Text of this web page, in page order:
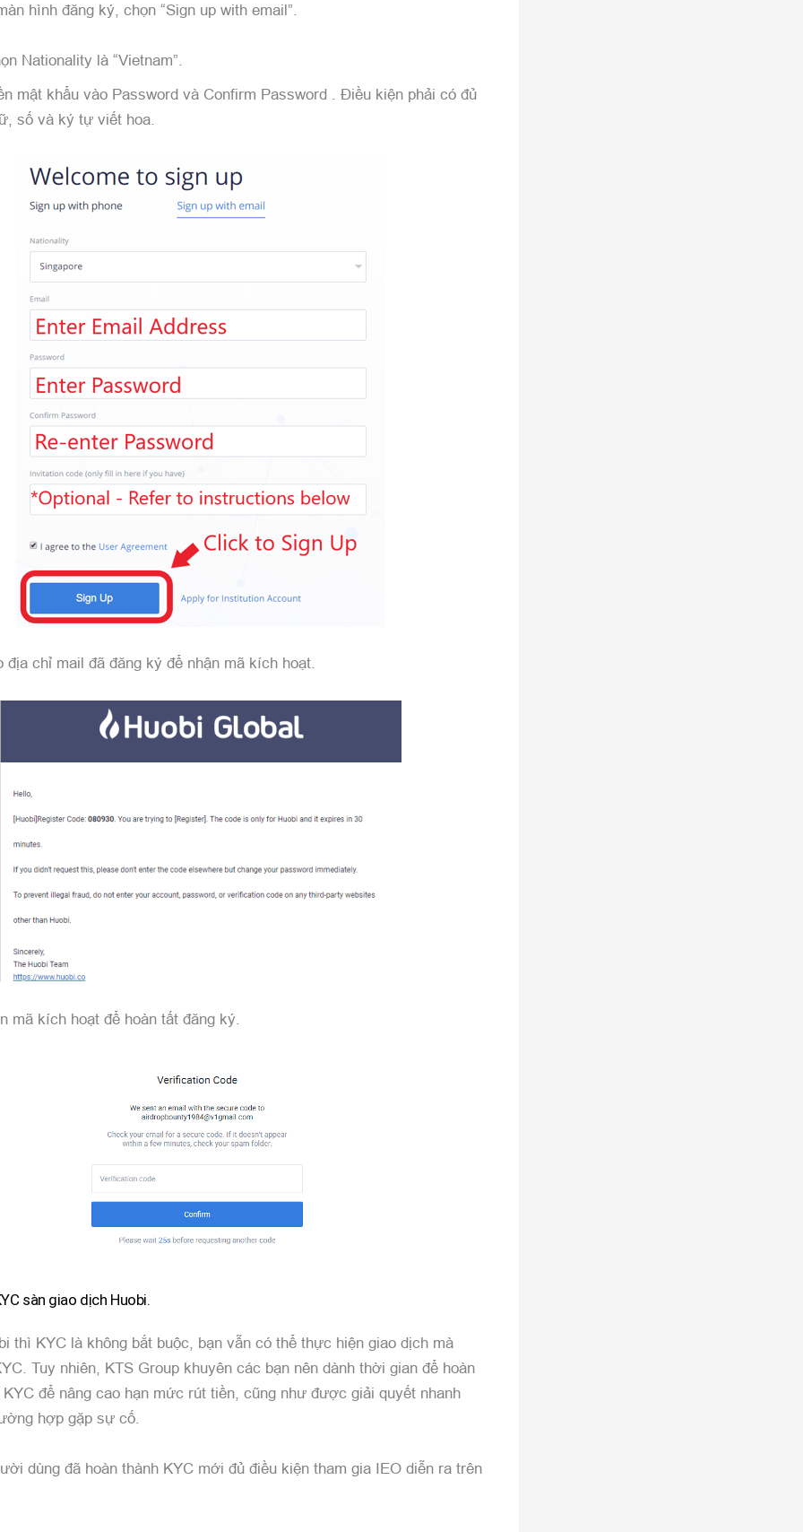
hình đăng ký, chọn “Sign up with email”.
Nationality là “Vietnam”.
mật khẩu vào Password và Confirm Password . Điều kiện phải có đủ
số và ký tự viết hoa.
địa chỉ mail đã đăng ký để nhận mã kích hoạt.
mã kích hoạt để hoàn tất đăng ký.
sàn giao dịch Huobi.
thì KYC là không bắt buộc, bạn vẫn có thể thực hiện giao dịch mà
Tuy nhiên, KTS Group khuyên các bạn nên dành thời gian để hoàn
để nâng cao hạn mức rút tiền, cũng như được giải quyết nhanh
hợp gặp sự cố.
dùng đã hoàn thành KYC mới đủ điều kiện tham gia IEO diễn ra trên